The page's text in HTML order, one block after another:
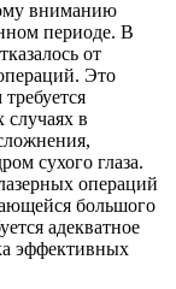
вниманию
периоде. В
от
Это
случаях в
сухого глаза.
операций
большого
адекватное
эффективных